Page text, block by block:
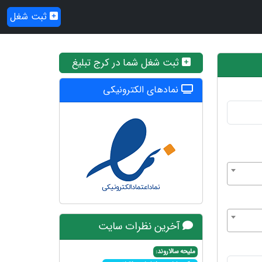
ثبت شغل
ثبت شغل شما در کرج تبلیغ
نمادهای الکترونیکی
آخرین نظرات سایت
ملیحه سالاروند: